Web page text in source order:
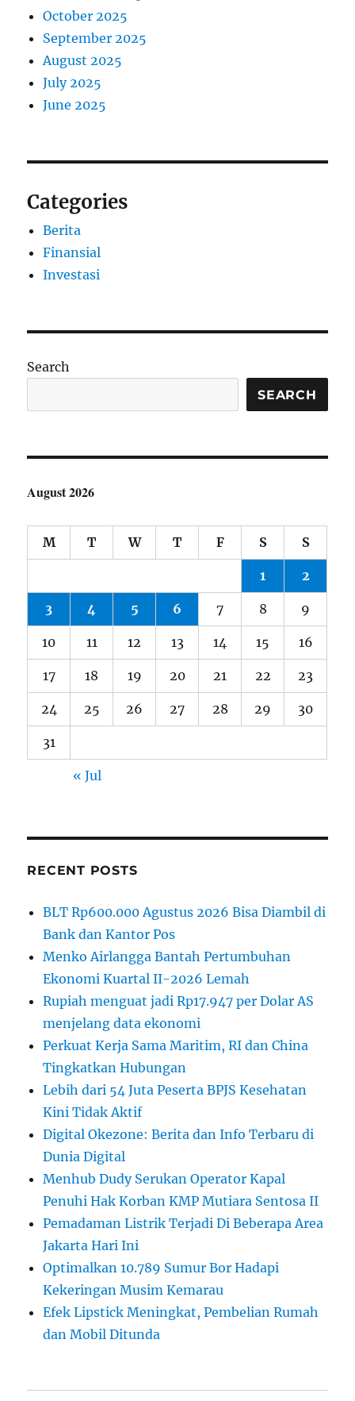
October 2025
September 2025
August 2025
July 2025
June 2025
Categories
Berita
Finansial
Investasi
Search
SEARCH
August 2026
M T W T F S S
1 2
3 4 5 6 7 8 9
10 11 12 13 14 15 16
17 18 19 20 21 22 23
24 25 26 27 28 29 30
31
« Jul
RECENT POSTS
BLT Rp600.000 Agustus 2026 Bisa Diambil di
Bank dan Kantor Pos
Menko Airlangga Bantah Pertumbuhan
Ekonomi Kuartal II-2026 Lemah
Rupiah menguat jadi Rp17.947 per Dolar AS
menjelang data ekonomi
Perkuat Kerja Sama Maritim, RI dan China
Tingkatkan Hubungan
Lebih dari 54 Juta Peserta BPJS Kesehatan
Kini Tidak Aktif
Digital Okezone: Berita dan Info Terbaru di
Dunia Digital
Menhub Dudy Serukan Operator Kapal
Penuhi Hak Korban KMP Mutiara Sentosa II
Pemadaman Listrik Terjadi Di Beberapa Area
Jakarta Hari Ini
Optimalkan 10.789 Sumur Bor Hadapi
Kekeringan Musim Kemarau
Efek Lipstick Meningkat, Pembelian Rumah
dan Mobil Ditunda